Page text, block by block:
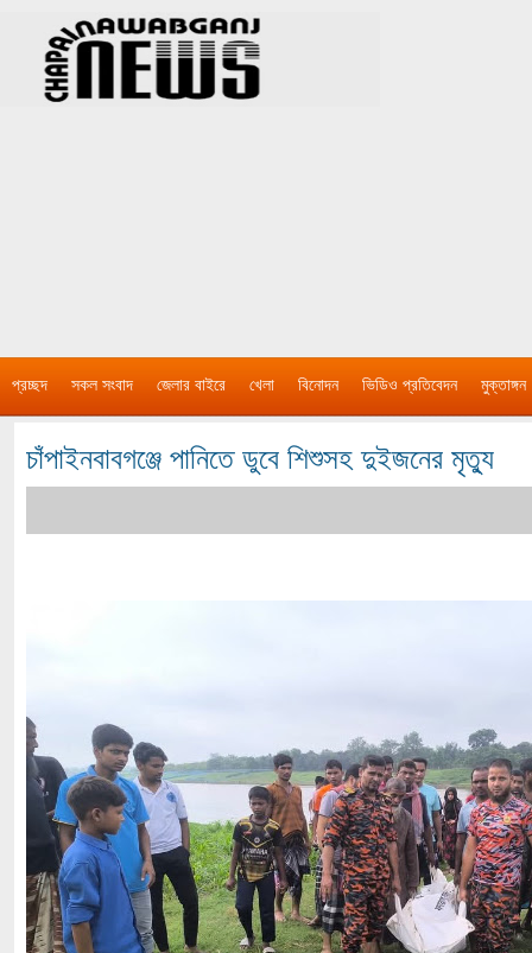
প্রচ্ছদ সকল সংবাদ জেলার বাইরে খেলা বিনোদন ভিডিও প্রতিবেদন মুক্তাঙ্গন
চাঁপাইনবাবগঞ্জে পানিতে ডুবে শিশুসহ দুইজনের মৃত্যু